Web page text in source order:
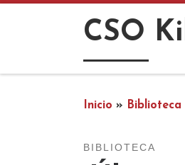
Saltar al contenido
CSO
Inicio » Biblioteca
BIBLIOTECA